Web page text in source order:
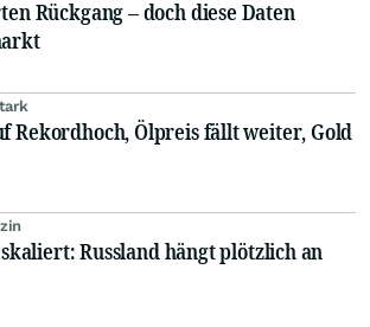
Rückgang – doch diese Daten
Rekordhoch, Ölpreis fällt weiter, Gold
Russland hängt plötzlich an